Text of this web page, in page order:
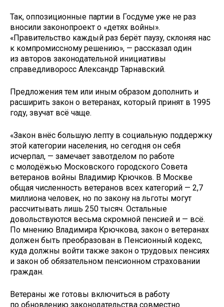
Так, оппозиционные партии в Госдуме уже не раз
вносили законопроект о «детях войны».
«Правительство каждый раз берёт паузу, склоняя нас
к компромиссному решению», — рассказал один
из авторов законодательной инициативы
справедливоросс Александр Тарнавский.
Предложения тем или иным образом дополнить и
расширить закон о ветеранах, который принят в 1995
году, звучат всё чаще.
«Закон внёс большую лепту в социальную поддержку
этой категории населения, но сегодня он себя
исчерпал, — замечает завотделом по работе
с молодёжью Московского городского Совета
ветеранов войны Владимир Крючков. В Москве
общая численность ветеранов всех категорий — 2,7
миллиона человек, но по закону на льготы могут
рассчитывать лишь 250 тысяч. Остальные
довольствуются весьма скромной пенсией и — всё.
По мнению Владимира Крючкова, закон о ветеранах
должен быть преобразован в Пенсионный кодекс,
куда должны войти также закон о трудовых пенсиях
и закон об обязательном пенсионном страховании
граждан.
Ветераны же готовы включиться в работу
по обновлению законодательства совместно